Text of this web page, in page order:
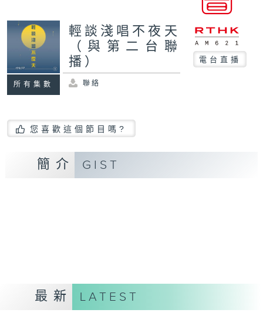
所有集數
輕談淺唱不夜天
（與第二台聯
播）
電台直播
聯絡
您喜歡這個節目嗎?
簡介 GIST
最新 LATEST